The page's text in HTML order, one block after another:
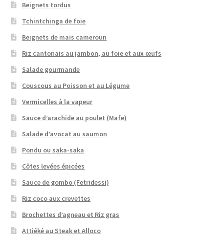
Beignets tordus
Tchintchinga de foie
Beignets de maïs cameroun
Riz cantonais au jambon, au foie et aux œufs
Salade gourmande
Couscous au Poisson et au Légume
Vermicelles à la vapeur
Sauce d’arachide au poulet (Mafe)
Salade d’avocat au saumon
Pondu ou saka-saka
Côtes levées épicées
Sauce de gombo (Fetridessi)
Riz coco aux crevettes
Brochettes d’agneau et Riz gras
Attiéké au Steak et Alloco